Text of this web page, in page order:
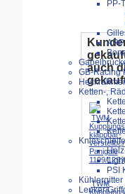
PP-
GB-Racing
Ketten-,
PSI
Kühlergitter
Lenker/
auch
TWM